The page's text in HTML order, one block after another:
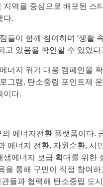
역을 중심으로 배포된 스
다.
이 함께 참여하며 ‘생활
고 있음을 확인할 수 있었
너지 위기 대응 캠페인을
그램, 탄소중립 포인트제
이다.
에너지전환 플랫폼이다.
에너지 전환, 자원순환, 시
에너지 보급 확대를 위한
통해 구민이 직접 참여
들과 협력해 탄소중립 도